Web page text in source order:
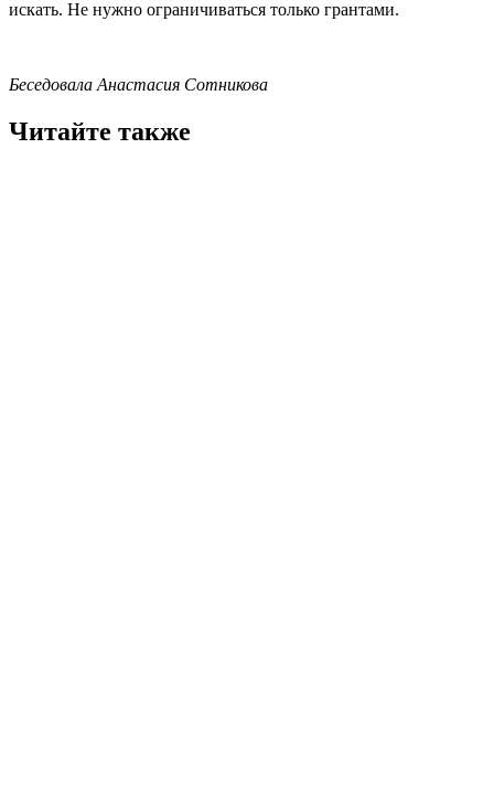
искать. Не нужно ограничиваться только грантами.
Беседовала Анастасия Сотникова
Читайте также